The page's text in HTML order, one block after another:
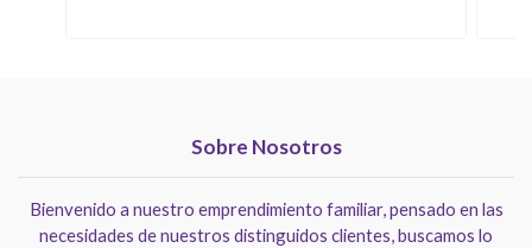
Sobre Nosotros
Bienvenido a nuestro emprendimiento familiar, pensado en las
necesidades de nuestros distinguidos clientes, buscamos lo